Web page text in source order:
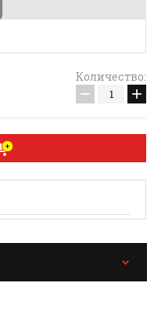
Количество:
− +